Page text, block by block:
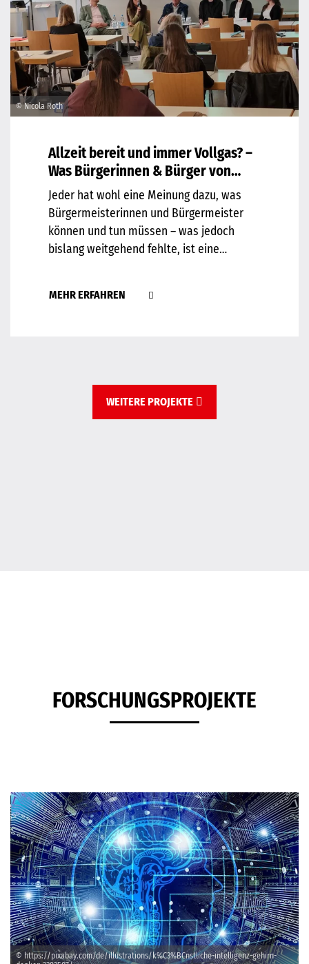
© Nicola Roth
Allzeit bereit und immer Vollgas? –
Was Bürgerinnen & Bürger von
Gemeindeoberhäuptern erwarten
Jeder hat wohl eine Meinung dazu, was
Bürgermeisterinnen und Bürgermeister
können und tun müssen – was jedoch
bislang weitgehend fehlte, ist eine
und Bürgern, wenn es um „ihr“
MEHR ERFAHREN
WEITERE PROJEKTE
FORSCHUNGSPROJEKTE
© https://pixabay.com/de/illustrations/k%C3%BCnstliche-intelligenz-gehirn-